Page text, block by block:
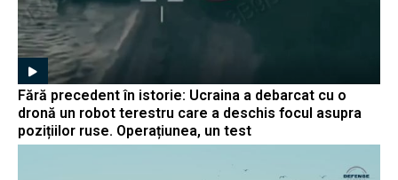
Fără precedent în istorie: Ucraina a debarcat cu o
dronă un robot terestru care a deschis focul asupra
pozițiilor ruse. Operațiunea, un test